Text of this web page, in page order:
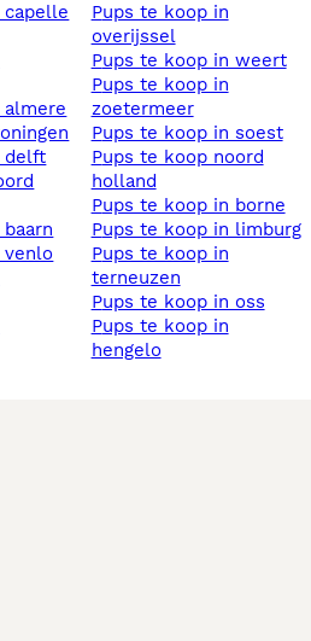
almere
delft
baarn
venlo
pups te koop in
overijssel
pups te koop in weert
pups te koop in
zoetermeer
pups te koop in soest
pups te koop noord
holland
pups te koop in borne
pups te koop in limburg
pups te koop in
terneuzen
pups te koop in oss
pups te koop in
hengelo